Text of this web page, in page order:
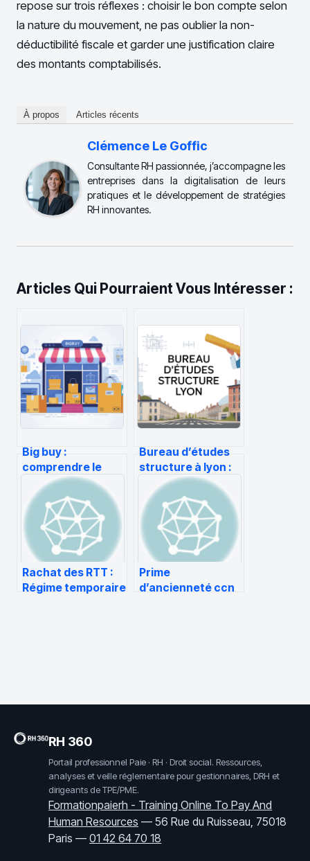
repose sur trois réflexes : choisir le bon compte selon
la nature du mouvement, ne pas oublier la non-
déductibilité fiscale et garder une justification claire
des montants comptabilisés.
À propos Articles récents
Clémence Le Goffic
Consultante RH passionnée, j’accompagne les
entreprises dans la digitalisation de leurs
pratiques et le développement de stratégies
RH innovantes.
Articles Qui Pourraient Vous Intéresser :
Big buy :
comprendre le
géant du grossiste
en ligne et en tirer
parti
Bureau d’études
structure à lyon :
comment choisir le
bon partenaire
Rachat des RTT :
Régime temporaire
Prime
d’ancienneté ccn
RH 360
Portail professionnel Paie · RH · Droit social. Ressources,
analyses et veille réglementaire pour gestionnaires, DRH et
dirigeants de TPE/PME.
Formationpaierh - Training Online To Pay And
Human Resources —56 Rue du Ruisseau, 75018
Paris —01 42 64 70 18